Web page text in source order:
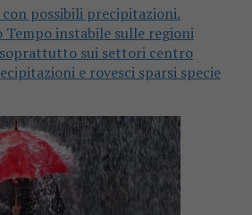
possibili precipitazioni.
Tempo instabile sulle regioni
sui settori centro
e rovesci sparsi specie